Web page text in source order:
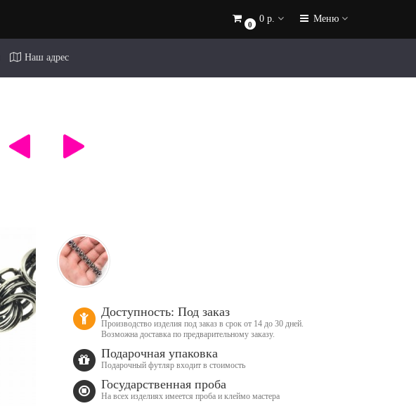
0
0 р. Меню
Наш адрес
Доступность: Под заказ
Производство изделия под заказ в срок от 14 до 30 дней.
Возможна доставка по предварительному заказу.
Подарочная упаковка
Подарочный футляр входит в стоимость
Государственная проба
На всех изделиях имеется проба и клеймо мастера